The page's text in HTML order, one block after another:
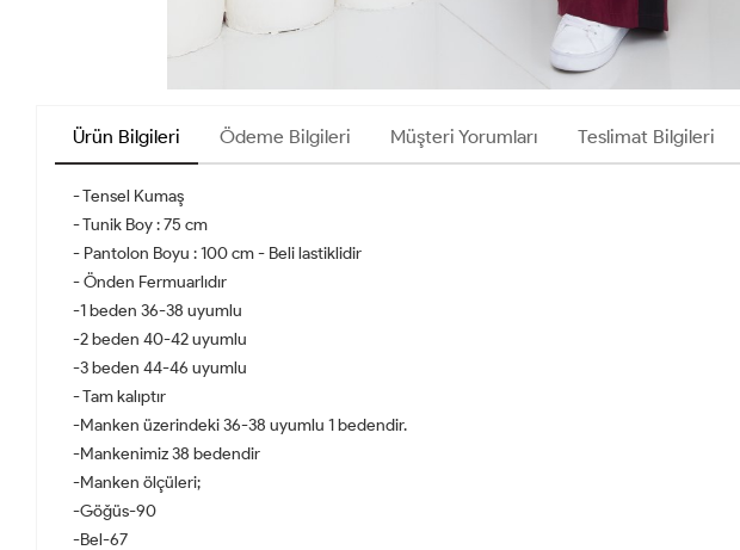
Ürün Bilgileri Ödeme Bilgileri Müşteri Yorumları Teslimat Bilgileri
- Tensel Kumaş
- Tunik Boy : 75 cm
- Pantolon Boyu : 100 cm - Beli lastiklidir
- Önden Fermuarlıdır
-1 beden 36-38 uyumlu
-2 beden 40-42 uyumlu
-3 beden 44-46 uyumlu
- Tam kalıptır
-Manken üzerindeki 36-38 uyumlu 1 bedendir.
-Mankenimiz 38 bedendir
-Manken ölçüleri;
-Göğüs-90
-Bel-67